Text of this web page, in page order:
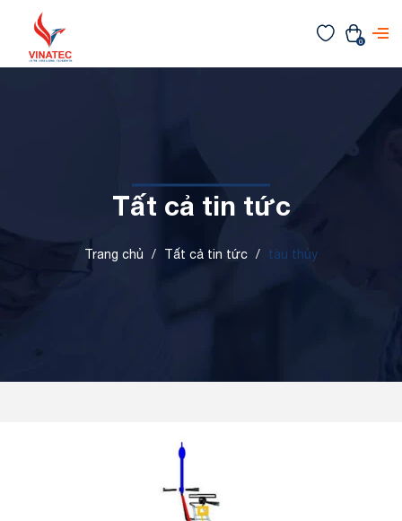
0
Tất cả tin tức
Trang chủ / Tất cả tin tức / tàu thủy